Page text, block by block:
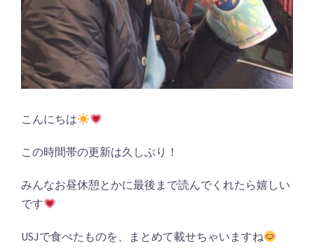
こんにちは
この時間帯の更新は久しぶり！
みんなお昼休憩とかに最後まで読んでくれたら嬉しい
です
USJで食べたものを、まとめて載せちゃいますね